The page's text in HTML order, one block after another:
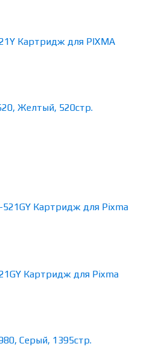
Картридж для PIXMA
Картридж для Pixma